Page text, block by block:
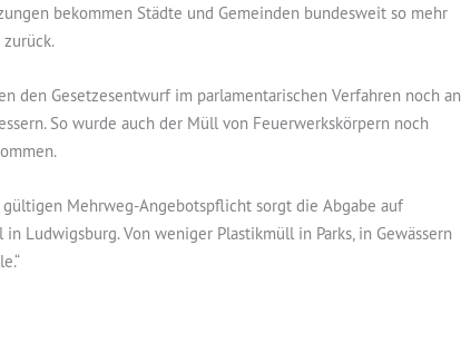
bekommen Städte und Gemeinden bundesweit so mehr
den Gesetzesentwurf im parlamentarischen Verfahren noch an
So wurde auch der Müll von Feuerwerkskörpern noch
gültigen Mehrweg-Angebotspflicht sorgt die Abgabe auf
Ludwigsburg. Von weniger Plastikmüll in Parks, in Gewässern